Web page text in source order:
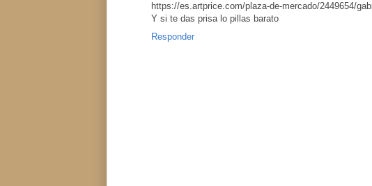
https://es.artprice.com/plaza-de-mercado/2449654/
Y si te das prisa lo pillas barato
Responder